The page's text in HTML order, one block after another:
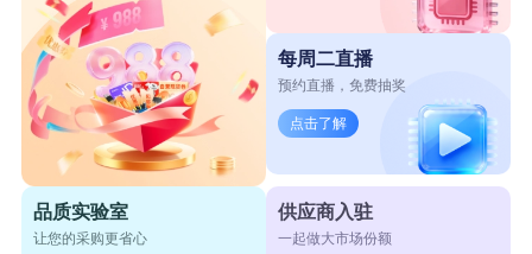
每周二直播
预约直播，免费抽奖
点击了解
品质实验室
让您的采购更省心
供应商入驻
一起做大市场份额